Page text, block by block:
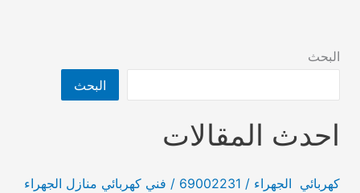
منازل
البحث
البحث
احدث المقالات
كهربائي الجهراء / 69002231 / فني كهربائي منازل الجهراء